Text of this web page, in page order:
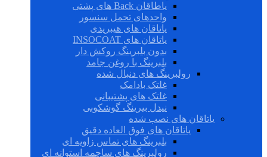
یاطاقان Back های پشتی
واحدهای تحمل سنسور
یاتاقان های هیبریدی
یاتاقان های INSOCOAT
بدون بلبرینگ روکش دار
بلبرینگ با روغن جامد
رولبرینگ های دنبال شده
غلتک بادامک
غلتک های پشتیبانی
نیدل بیرینگ گوشکوبی
یاتاقان های نصب شده
یاتاقان های فوق العاده دقیق
بلبرینگ های تماس زاویه ای
رولبرینگ های ساچمه استوانه ای